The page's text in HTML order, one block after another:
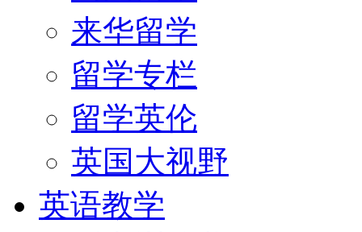
来华留学
留学专栏
留学英伦
英国大视野
英语教学